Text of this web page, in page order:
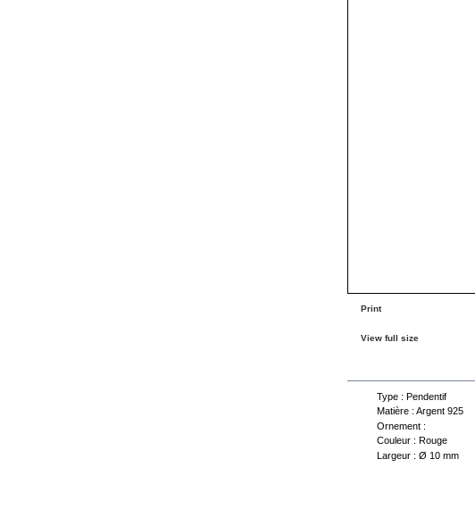
Print
View full size
Type : Pendentif
Matière : Argent 925
Ornement :
Couleur : Rouge
Largeur : Ø 10 mm